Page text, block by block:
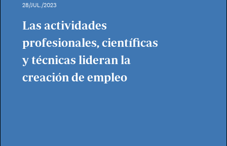
28/JUL./2023
Las actividades
profesionales, científicas
y técnicas lideran la
creación de empleo